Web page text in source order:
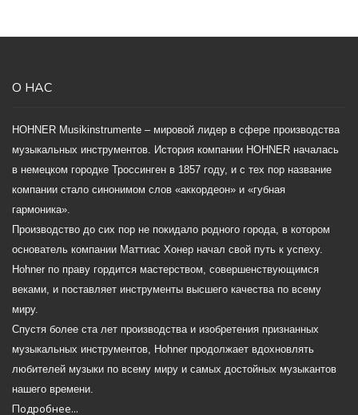
О НАС
HOHNER Musikinstrumente – мировой лидер в сфере производства
музыкальных инструментов. История компании HOHNER началась
в немецком городке Троссинген в 1857 году, и с тех пор название
компании стало синонимом слов «аккордеон» и «губная
гармоника».
Производство до сих пор не покидало родного города, в котором
основатель компании Маттиас Хонер начал свой путь к успеху.
Hohner по праву гордится мастерством, совершенствующимся
веками, и поставляет инструменты высшего качества по всему
миру.
Спустя более ста лет производства и изобретения признанных
музыкальных инструментов, Hohner продолжает вдохновлять
любителей музыки по всему миру и самых достойных музыкантов
нашего времени.
Подробнее...